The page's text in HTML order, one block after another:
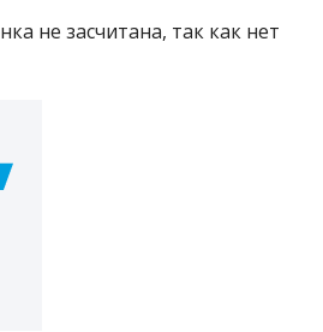
не засчитана, так как нет